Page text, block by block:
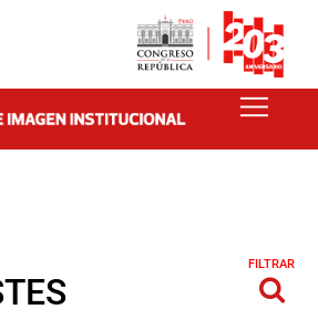
FILTRAR